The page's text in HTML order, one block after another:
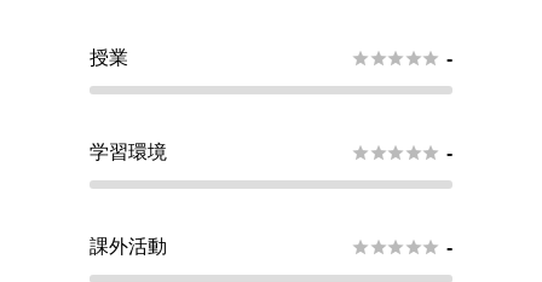
授業  -
学習環境  -
課外活動  -